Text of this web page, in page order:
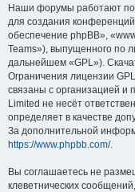
Наши форумы работают
для создания
обеспечение phpBB»,
Teams»), выпущенного по
дальнейшем «GPL»).
Ограничения лицензии
связаны с организацией и
Limited не несёт
определяет в качестве
За дополнительной
https://www.phpbb.com/.
Вы соглашаетесь не
клеветнических